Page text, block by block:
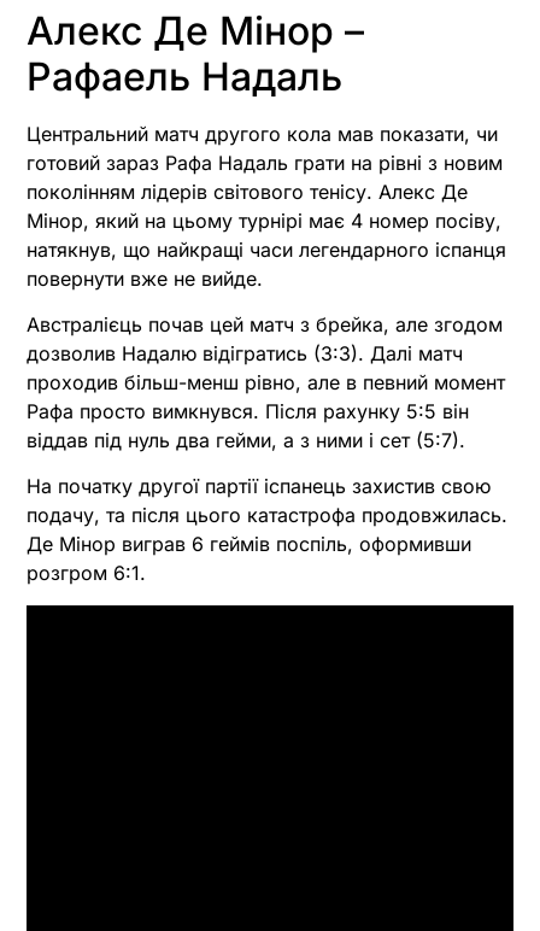
Алекс Де Мінор –
Рафаель Надаль
Центральний матч другого кола мав показати, чи
готовий зараз Рафа Надаль грати на рівні з новим
поколінням лідерів світового тенісу. Алекс Де
Мінор, який на цьому турнірі має 4 номер посіву,
натякнув, що найкращі часи легендарного іспанця
повернути вже не вийде.
Австралієць почав цей матч з брейка, але згодом
дозволив Надалю відігратись (3:3). Далі матч
проходив більш-менш рівно, але в певний момент
Рафа просто вимкнувся. Після рахунку 5:5 він
віддав під нуль два гейми, а з ними і сет (5:7).
На початку другої партії іспанець захистив свою
подачу, та після цього катастрофа продовжилась.
Де Мінор виграв 6 геймів поспіль, оформивши
розгром 6:1.